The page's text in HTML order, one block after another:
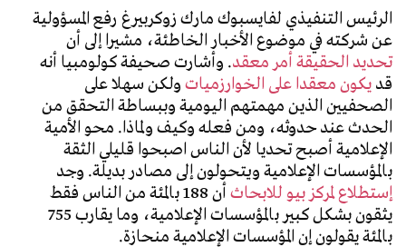
الرئيس التنفيذي لفايسبوك مارك زوكربيرغ رفع المسؤولية
عن شركته في موضوع الأخبار الخاطئة، مشيرا إلى أن
تحديد الحقيقة أمر معقد. وأشارت صحيفة كولومبيا أنه
قد يكون معقدا على الخوارزمياتولكن سهلا على
الصحفيين الذين مهمتهم اليومية وببساطة التحقق من
الحدث عند حدوثه، ومن فعله وكيف ولماذا. محو الأمية
الإعلامية أصبح تحديا لأن الناس اصبحوا قليلي الثقة
بالمؤسسات الإعلامية ويتحولون إلى مصادر بديلة. وجد
إستطلاع لمركز بيو للابحاث
أن 188 بالمئة من الناس فقط
يثقون بشكل كبير بالمؤسسات الإعلامية، وما يقارب 755
بالمئة يقولون إن المؤسسات الإعلامية منحازة.